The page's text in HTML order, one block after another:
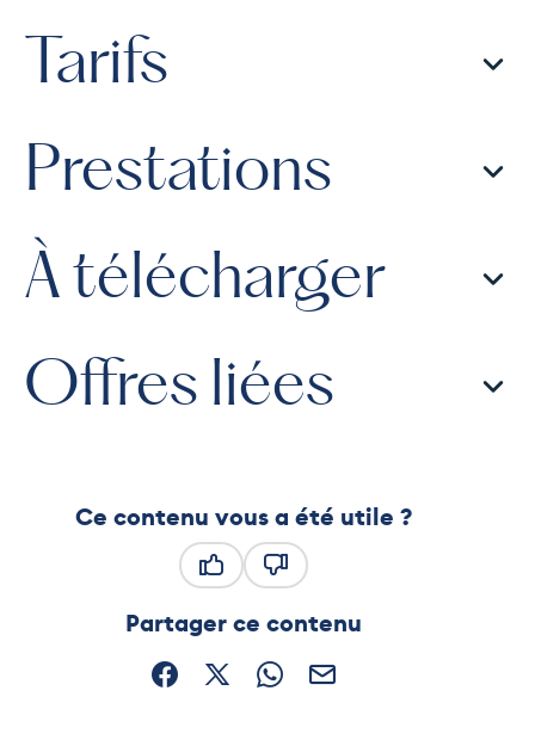
Tarifs
Prestations
À télécharger
Offres liées
Ce contenu vous a été utile ?
Partager ce contenu
Partager sur Facebook (nouvelle fenêtre)
Partager sur X / Twitter (nouvelle
Partager sur WhatsApp
Partager par mail